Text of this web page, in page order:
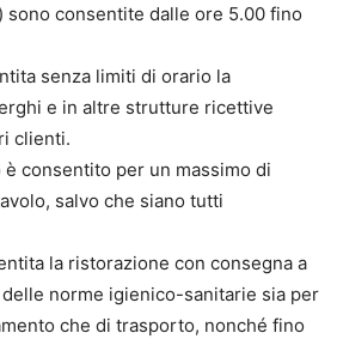
consentite dalle ore 5.00 fino
senza limiti di orario la
e in altre strutture ricettive
clienti.
è consentito per un massimo di
salvo che siano tutti
la ristorazione con consegna a
norme igienico-sanitarie sia per
che di trasporto, nonché fino